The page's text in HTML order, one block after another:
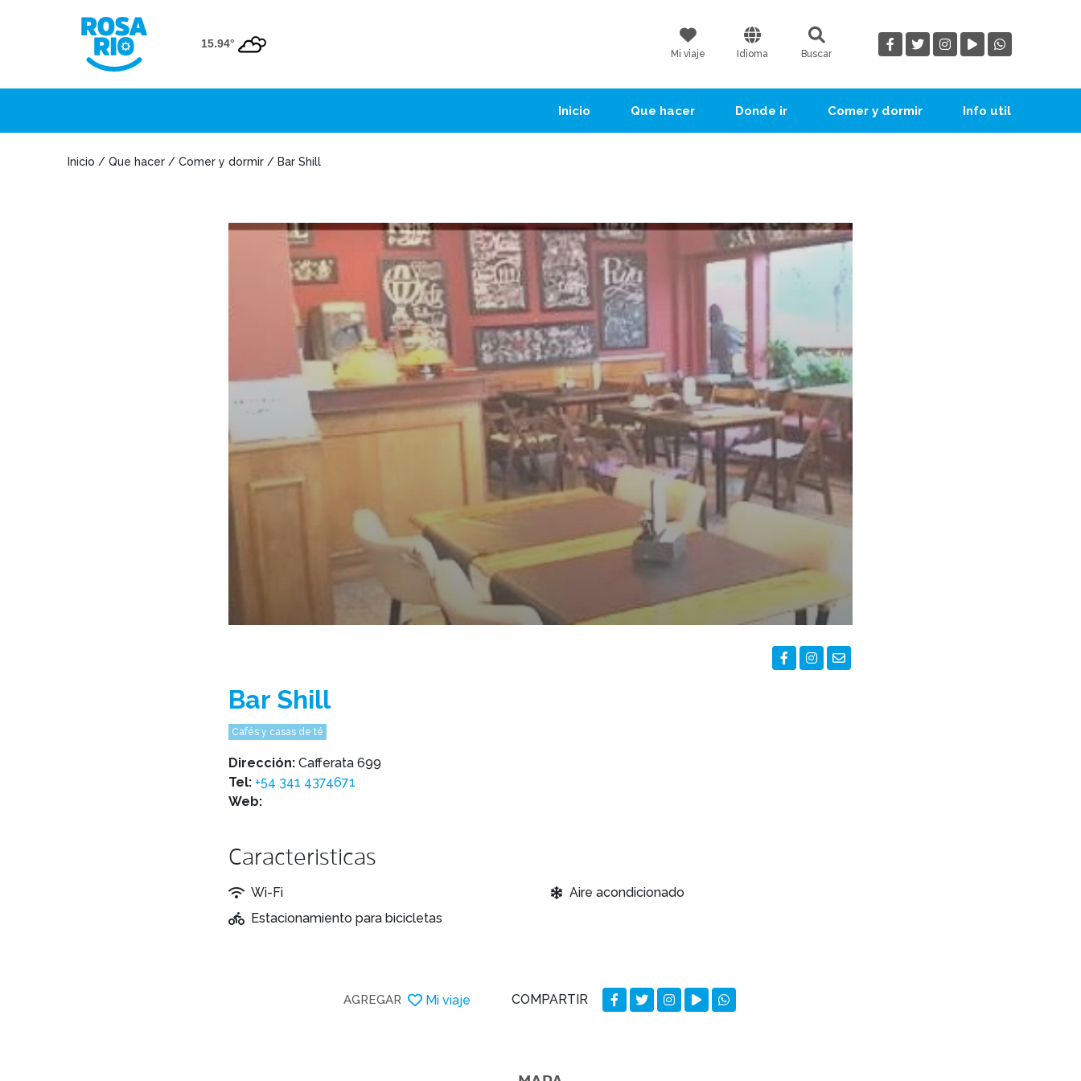
15.94°
Mi viaje Idioma Buscar
Inicio Que hacer Donde ir Comer y dormir Info util
Inicio / Que hacer / Comer y dormir / Bar Shill
Bar Shill
Cafés y casas de té
Dirección: Cafferata 699
Tel: +54 341 4374671
Web:
Caracteristicas
Wi-Fi
Aire acondicionado
Estacionamiento para bicicletas
AGREGAR Mi viaje COMPARTIR